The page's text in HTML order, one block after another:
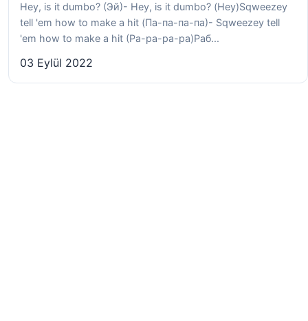
Hey, is it dumbo? (Эй)- Hey, is it dumbo? (Hey)Sqweezey
tell 'em how to make a hit (Па-па-па-па)- Sqweezey tell
'em how to make a hit (Pa-pa-pa-pa)Раб...
03 Eylül 2022